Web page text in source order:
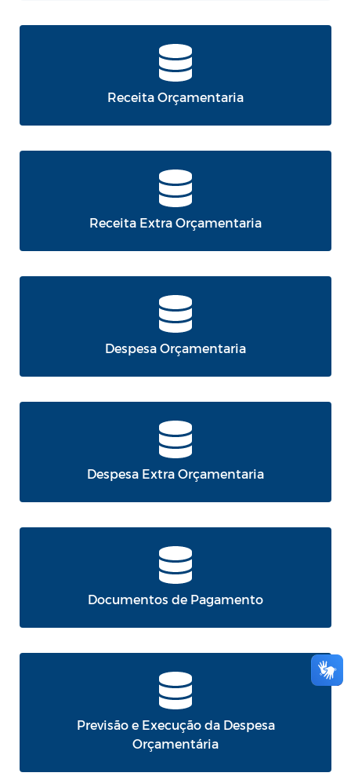
Receita Orçamentaria
Receita Extra Orçamentaria
Despesa Orçamentaria
Despesa Extra Orçamentaria
Documentos de Pagamento
Previsão e Execução da Despesa
Orçamentária